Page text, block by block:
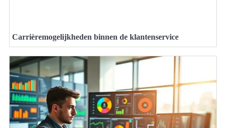
Carrièremogelijkheden binnen de klantenservice